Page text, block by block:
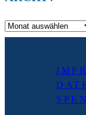
Archiv